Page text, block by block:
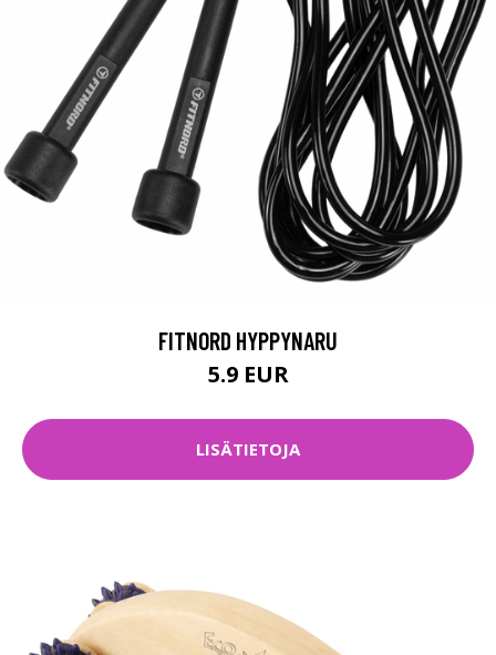
FITNORD HYPPYNARU
5.9 EUR
LISÄTIETOJA